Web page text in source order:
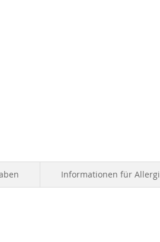
Informationen für